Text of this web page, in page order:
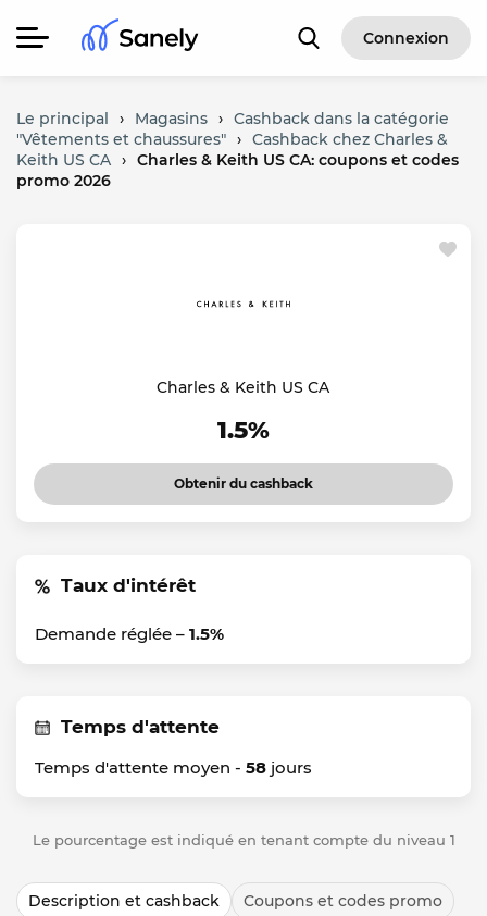
Connexion
Le principal › Magasins › Cashback dans la catégorie
"Vêtements et chaussures" › Cashback chez Charles &
Keith US CA › Charles & Keith US CA: coupons et codes
promo 2026
Charles & Keith US CA
1.5%
Obtenir du cashback
Taux d'intérêt
Demande réglée – 1.5%
Temps d'attente
Temps d'attente moyen - 58 jours
Le pourcentage est indiqué en tenant compte du niveau 1
Description et cashback Coupons et codes promo